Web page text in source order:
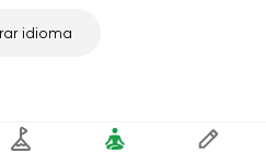
idioma